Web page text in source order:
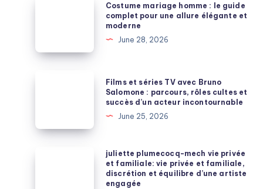
allure
Costume mariage homme : le guide
complet pour une allure élégante et
moderne
June 28, 2026
avec
Films et séries TV avec Bruno
Salomone : parcours, rôles cultes et
succès d’un acteur incontournable
June 25, 2026
juliette plumecocq-mech vie privée
et familiale: vie privée et familiale,
discrétion et équilibre d’une artiste
engagée